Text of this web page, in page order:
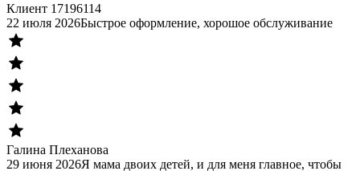
Клиент 17196114
22 июля 2026Быстрое оформление, хорошое обслуживание
Галина Плеханова
29 июня 2026Я мама двоих детей, и для меня главное, чтобы